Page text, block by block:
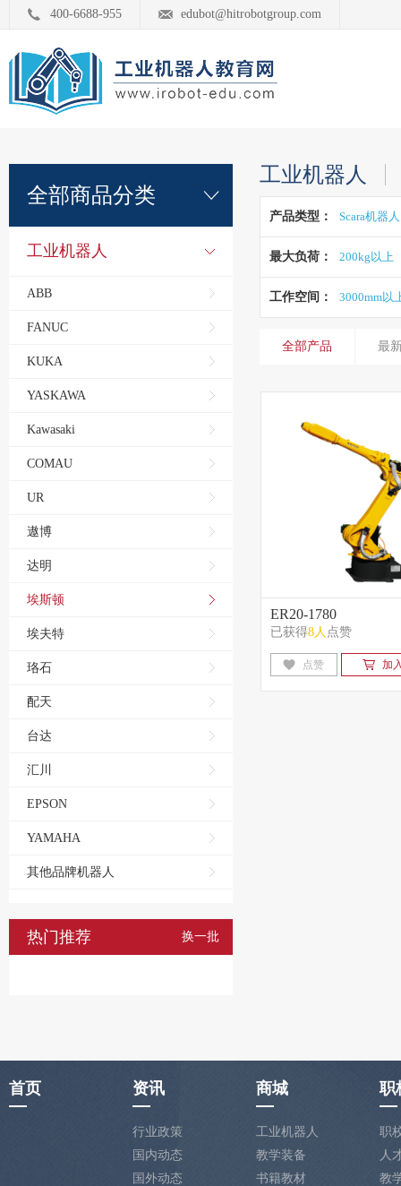
400-6688-955 edubot@hitrobotgroup.com
全部商品分类
工业机器人
ABB
FANUC
KUKA
YASKAWA
Kawasaki
COMAU
UR
遨博
达明
埃斯顿
埃夫特
珞石
配天
台达
汇川
EPSON
YAMAHA
其他品牌机器人
热门推荐 换一批
工业机器人
产品类型： Scara机器人
最大负荷： 200kg以上
工作空间： 3000mm以
全部产品 最
ER20-1780
已获得8人 点赞
点赞 加
首页 资讯
行业政策
国内动态
国外动态
商城
工业机器人
教学装备
书籍教材
职
职
人
教